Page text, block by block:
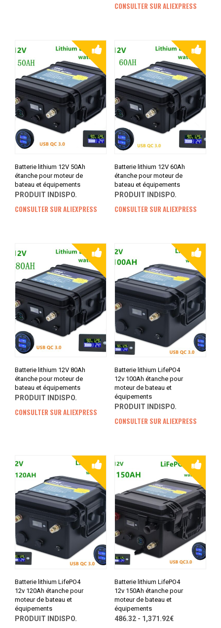
CONSULTER SUR ALIEXPRESS
Batterie lithium 12V 50Ah
étanche pour moteur de
bateau et équipements
PRODUIT INDISPO.
CONSULTER SUR ALIEXPRESS
Batterie lithium 12V 60Ah
étanche pour moteur de
bateau et équipements
PRODUIT INDISPO.
CONSULTER SUR ALIEXPRESS
Batterie lithium 12V 80Ah
étanche pour moteur de
bateau et équipements
PRODUIT INDISPO.
CONSULTER SUR ALIEXPRESS
Batterie lithium LifePO4
12v 100Ah étanche pour
moteur de bateau et
équipements
PRODUIT INDISPO.
CONSULTER SUR ALIEXPRESS
Batterie lithium LifePO4
12v 120Ah étanche pour
moteur de bateau et
équipements
PRODUIT INDISPO.
Batterie lithium LifePO4
12v 150Ah étanche pour
moteur de bateau et
équipements
486.32 - 1,371.92€